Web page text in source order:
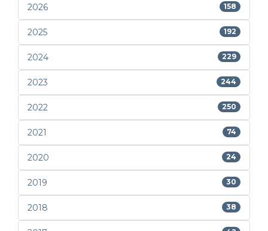
2026 158
2025 192
2024 229
2023 244
2022 250
2021 74
2020 24
2019 30
2018 38